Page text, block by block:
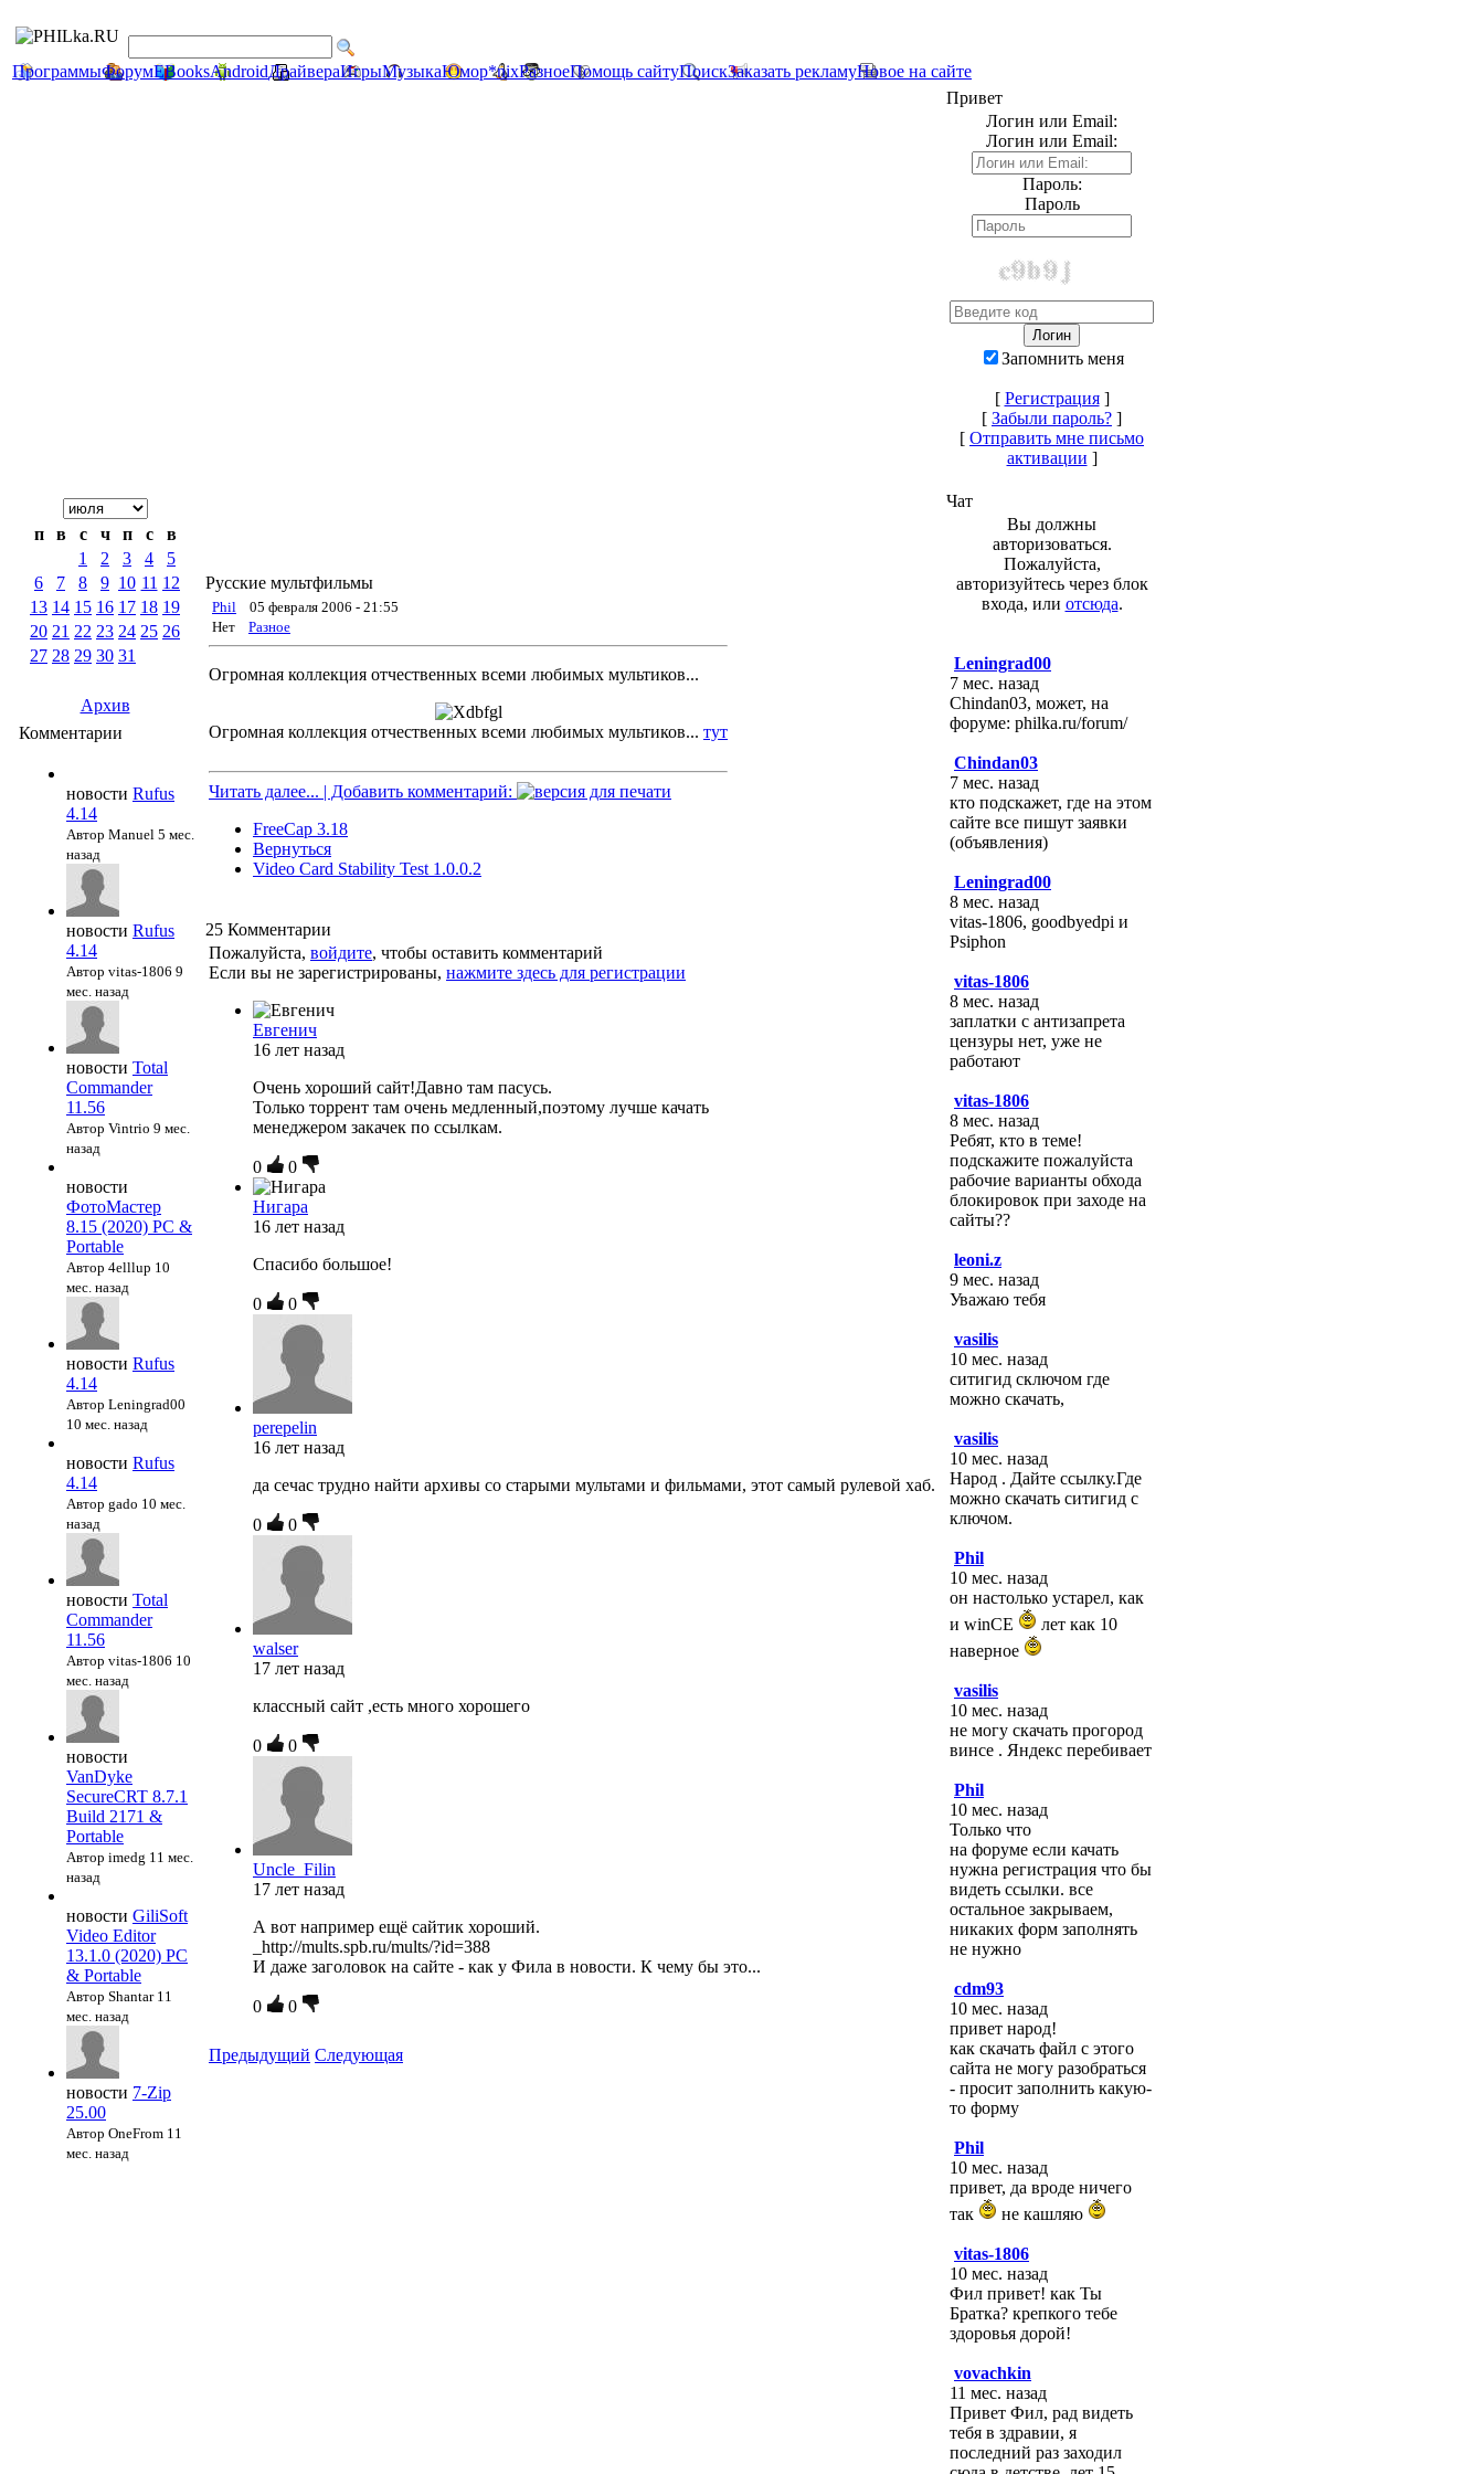
ПрограммыФорумEBooksAndroidДрайвераИгрыМузыкаЮмор*nixРазноеПомощь сайтуПоискЗаказать рекламуНовое на сайте
п в с ч п с
в
1
2 3 4
5
6
7 8 9 10 11 12
13 14 15 16 17 18 19
20 21 22 23 24 25 26
27 28 29 30 31
Архив
Комментарии
новости Rufus
4.14
Автор Manuel 5 мес.
назад
новости Rufus
4.14
Автор vitas-1806 9
мес. назад
новости Total
Commander
11.56
Автор Vintrio 9 мес.
назад
новости
ФотоМастер
8.15 (2020) PC &
Portable
Автор 4elllup 10
мес. назад
новости Rufus
4.14
Автор Leningrad00
10 мес. назад
новости Rufus
4.14
Автор gado 10 мес.
назад
новости Total
Commander
11.56
Автор vitas-1806 10
мес. назад
новости
VanDyke
SecureCRT 8.7.1
Build 2171 &
Portable
Автор imedg 11 мес.
назад
новости GiliSoft
Video Editor
13.1.0 (2020) PC
& Portable
Автор Shantar 11
мес. назад
новости 7-Zip
25.00
Автор OneFrom 11
мес. назад
Русские мультфильмы
Phil
05 февраля 2006 - 21:55
Нет
Разное
Огромная коллекция отчественных всеми любимых мультиков...
Огромная коллекция отчественных всеми любимых мультиков... тут
Читать далее... | Добавить комментарий:
FreeCap 3.18
Вернуться
Video Card Stability Test 1.0.0.2
25 Комментарии
Пожалуйста, войдите, чтобы оставить комментарий
Если вы не зарегистрированы, нажмите здесь для регистрации
Евгенич
16 лет назад
Очень хороший сайт!Давно там пасусь.
Только торрент там очень медленный,поэтому лучше качать
менеджером закачек по ссылкам.
0 0
Нигара
16 лет назад
Спасибо большое!
0 0
perepelin
16 лет назад
да сечас трудно найти архивы со старыми мультами и фильмами, этот самый рулевой хаб.
0 0
walser
17 лет назад
классный сайт ,есть много хорошего
0 0
Uncle_Filin
17 лет назад
А вот например ещё сайтик хороший.
_http://mults.spb.ru/mults/?id=388
И даже заголовок на сайте - как у Фила в новости. К чему бы это...
0 0
Предыдущий Следующая
Привет
Логин или Email:
Логин или Email:
Пароль:
Пароль
Запомнить меня
[ Регистрация]
[ Забыли пароль? ]
[ Отправить мне письмо
активации ]
Чат
Вы должны
авторизоваться.
Пожалуйста,
авторизуйтесь через блок
входа, или отсюда.
Leningrad00
7 мес. назад
Chindan03, может, на
форуме: philka.ru/forum/
Chindan03
7 мес. назад
кто подскажет, где на этом
сайте все пишут заявки
(объявления)
Leningrad00
8 мес. назад
vitas-1806, goodbyedpi и
Psiphon
vitas-1806
8 мес. назад
заплатки с антизапрета
цензуры нет, уже не
работают
vitas-1806
8 мес. назад
Ребят, кто в теме!
подскажите пожалуйста
рабочие варианты обхода
блокировок при заходе на
сайты??
leoni.z
9 мес. назад
Уважаю тебя
vasilis
10 мес. назад
ситигид сключом где
можно скачать,
vasilis
10 мес. назад
Народ . Дайте ссылку.Где
можно скачать ситигид с
ключом.
Phil
10 мес. назад
он настолько устарел, как
и winCE
лет как 10
наверное
vasilis
10 мес. назад
не могу скачать прогород
винсе . Яндекс перебивает
Phil
10 мес. назад
Только что
на форуме если качать
нужна регистрация что бы
видеть ссылки. все
остальное закрываем,
никаких форм заполнять
не нужно
cdm93
10 мес. назад
привет народ!
как скачать файл с этого
сайта не могу разобраться
- просит заполнить какую-
то форму
Phil
10 мес. назад
привет, да вроде ничего
так
не кашляю
vitas-1806
10 мес. назад
Фил привет! как Ты
Братка? крепкого тебе
здоровья дорой!
vovachkin
11 мес. назад
Привет Фил, рад видеть
тебя в здравии, я
последний раз заходил